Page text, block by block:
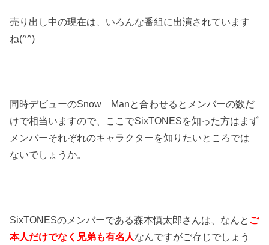
売り出し中の現在は、いろんな番組に出演されています
ね(^^)
同時デビューのSnow Manと合わせるとメンバーの数だ
けで相当いますので、ここでSixTONESを知った方はまず
メンバーそれぞれのキャラクターを知りたいところでは
ないでしょうか。
SixTONESのメンバーである森本慎太郎さんは、なんと ご
本人だけでなく兄弟も有名人なんですがご存じでしょう